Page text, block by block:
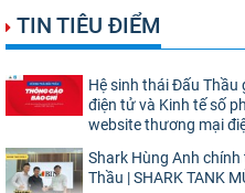
TIN TIÊU ĐIỂM
Hệ sinh thái Đấu
điện tử và Kinh tế số
website thương mại
Shark Hùng Anh
Thầu | SHARK TANK